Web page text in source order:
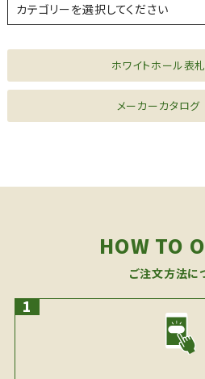
カテゴリーを選択してください
ホワイトホール表札
メーカーカタログ
HOW TO
ご注文方法に